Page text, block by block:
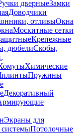
дверныеЗамки
Доводчики
отливыОкна
Москитные сетки
Крепежные
дюбелиСкобы,
Химические
Пружины
Декоративный
Экраны для
Потолочные